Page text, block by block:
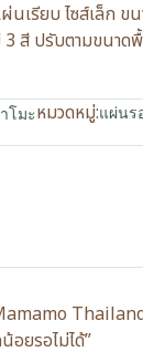
เรียบ ไซส์เล็ก ข
สี ปรับตามขนาด
โมะหมวดหมู่:แผ่นร
อยรอไม่ได้”